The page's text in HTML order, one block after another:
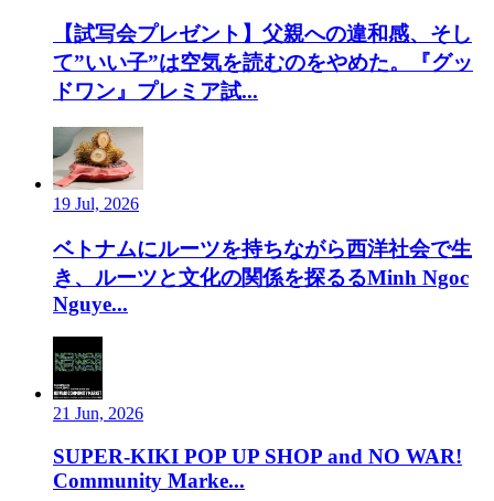
【試写会プレゼント】父親への違和感、そし
て”いい子”は空気を読むのをやめた。『グッ
ドワン』プレミア試...
19 Jul, 2026
ベトナムにルーツを持ちながら西洋社会で生
き、ルーツと文化の関係を探るるMinh Ngoc
Nguye...
21 Jun, 2026
SUPER-KIKI POP UP SHOP and NO WAR!
Community Marke...